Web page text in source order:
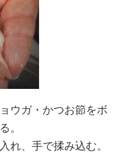
ウガ・かつお節をボ
。
れ、手で揉み込む。